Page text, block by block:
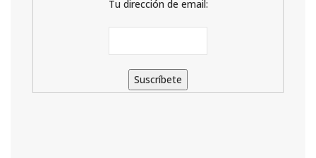
Tu dirección de email: